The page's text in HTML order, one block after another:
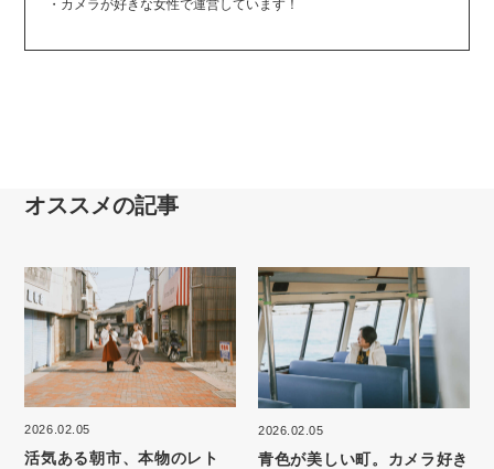
・カメラが好きな女性で運営しています！
オススメの記事
2026.02.05
活気ある朝市、本物のレト
2026.02.05
青色が美しい町。カメラ好き